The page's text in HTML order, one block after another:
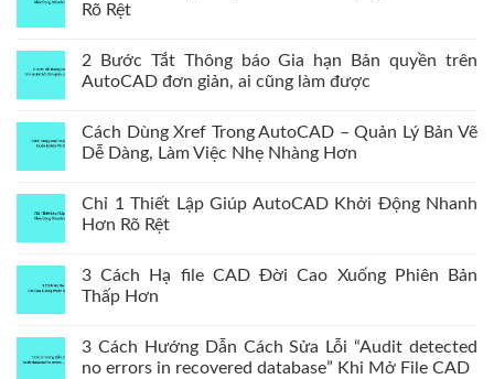
Rõ Rệt
2 Bước Tắt Thông báo Gia hạn Bản quyền trên
AutoCAD đơn giản, ai cũng làm được
Cách Dùng Xref Trong AutoCAD – Quản Lý Bản Vẽ
Dễ Dàng, Làm Việc Nhẹ Nhàng Hơn
Chỉ 1 Thiết Lập Giúp AutoCAD Khởi Động Nhanh
Hơn Rõ Rệt
3 Cách Hạ file CAD Đời Cao Xuống Phiên Bản
Thấp Hơn
3 Cách Hướng Dẫn Cách Sửa Lỗi “Audit detected
no errors in recovered database” Khi Mở File CAD